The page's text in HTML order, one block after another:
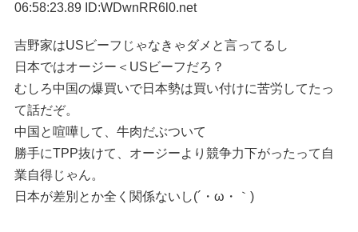
06:58:23.89 ID:WDwnRR6l0.net
吉野家はUSビーフじゃなきゃダメと言ってるし
日本ではオージー＜USビーフだろ？
むしろ中国の爆買いで日本勢は買い付けに苦労してたっ
て話だぞ。
中国と喧嘩して、牛肉だぶついて
勝手にTPP抜けて、オージーより競争力下がったって自
業自得じゃん。
日本が差別とか全く関係ないし(´・ω・｀)